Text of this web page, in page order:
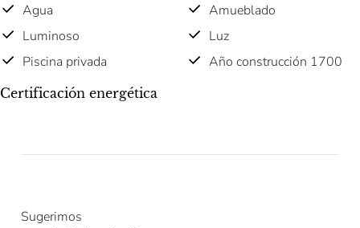
Agua
Amueblado
Luminoso
Luz
Piscina privada
Año construcción 1700
Certificación energética
Sugerimos